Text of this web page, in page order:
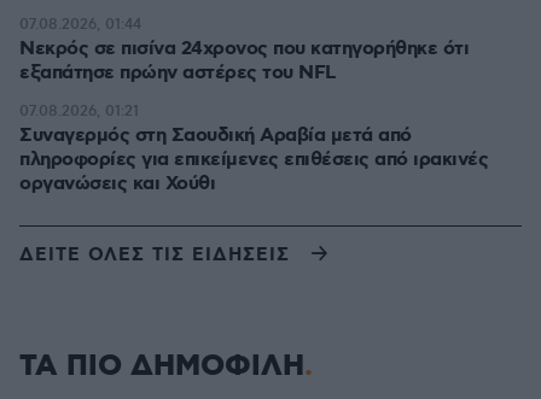
Νεκρός σε πισίνα 24χρονος που κατηγορήθηκε ότι
εξαπάτησε πρώην αστέρες του NFL
07.08.2026, 01:44
Συναγερμός στη Σαουδική Αραβία μετά από
πληροφορίες για επικείμενες επιθέσεις από ιρακινές
οργανώσεις και Χούθι
07.08.2026, 01:21
ΔΕΙΤΕ ΟΛΕΣ ΤΙΣ ΕΙΔΗΣΕΙΣ
ΤΑ ΠΙΟ ΔΗΜΟΦΙΛΗ